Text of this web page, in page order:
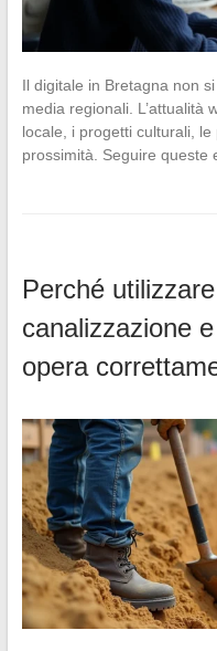
Il digitale in Bretagna non
media regionali. L’attualità
locale, i progetti culturali,
prossimità. Seguire queste
Perché
canalizzazione
opera